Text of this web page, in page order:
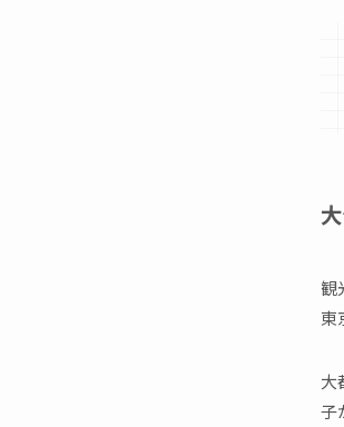
観
東
大
子